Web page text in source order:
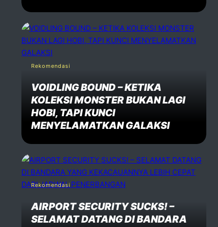
Rekomendasi
VOIDLING BOUND – KETIKA
KOLEKSI MONSTER BUKAN LAGI
HOBI, TAPI KUNCI
MENYELAMATKAN GALAKSI
Rekomendasi
AIRPORT SECURITY SUCKS! –
SELAMAT DATANG DI BANDARA